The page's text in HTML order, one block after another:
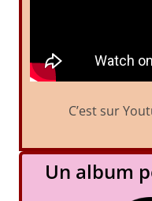
C’est sur
Un album